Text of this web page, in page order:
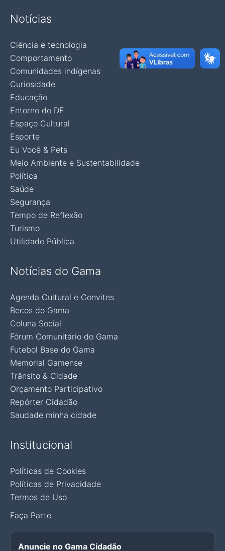
Notícias
Ciência e tecnologia
Comportamento
Comunidades indígenas
Curiosidade
Educação
Entorno do DF
Espaço Cultural
Esporte
Eu Você & Pets
Meio Ambiente e Sustentabilidade
Política
Saúde
Segurança
Tempo de Reflexão
Turismo
Utilidade Pública
Notícias do Gama
Agenda Cultural e Convites
Becos do Gama
Coluna Social
Fórum Comunitário do Gama
Futebol Base do Gama
Memorial Gamense
Trânsito & Cidade
Orçamento Participativo
Repórter Cidadão
Saudade minha cidade
Institucional
Políticas de Cookies
Políticas de Privacidade
Termos de Uso
Faça Parte
Anuncie no Gama Cidadão